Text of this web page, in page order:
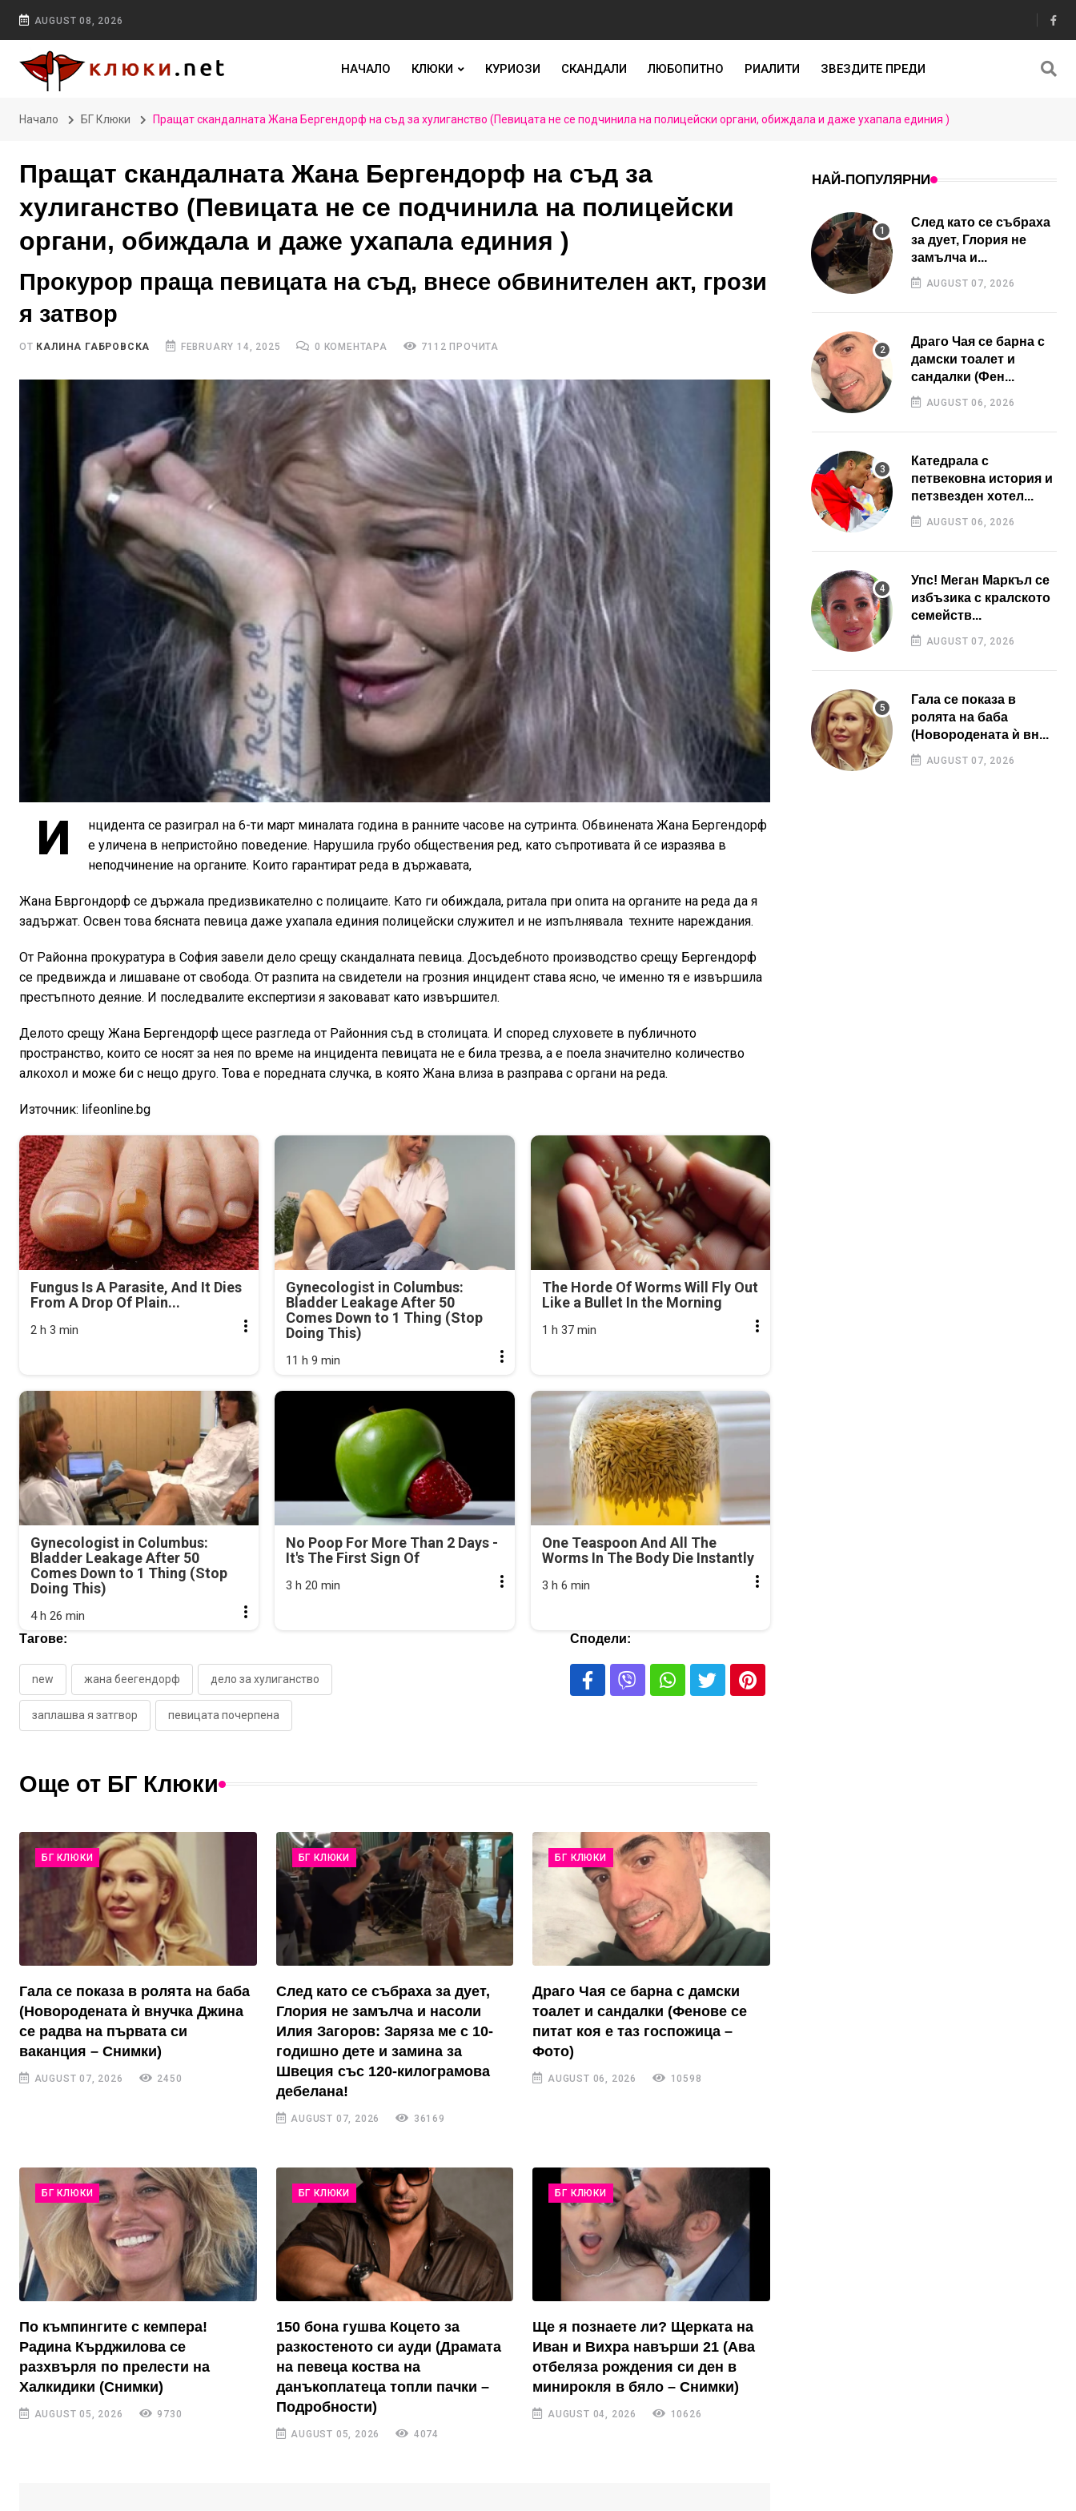
AUGUST 08, 2026
НАЧАЛО КЛЮКИ КУРИОЗИ СКАНДАЛИ ЛЮБОПИТНО РИАЛИТИ ЗВЕЗДИТЕ ПРЕДИ
Начало БГ Клюки Пращат скандалната Жана Бергендорф на съд за хулиганство (Певицата не се подчинила на полицейски органи, обиждала и даже ухапала единия )
Пращат скандалната Жана Бергендорф на съд за
хулиганство (Певицата не се подчинила на полицейски
органи, обиждала и даже ухапала единия )
Прокурор праща певицата на съд, внесе обвинителен акт, грози
я затвор
ОТ КАЛИНА ГАБРОВСКА FEBRUARY 14, 2025 0 КОМЕНТАРА 7112 ПРОЧИТА
И
нцидента се разиграл на 6-ти март миналата година в ранните часове на сутринта. Обвинената Жана Бергендорф
е уличена в непристойно поведение. Нарушила грубо обществения ред, като съпротивата й се изразява в
неподчинение на органите. Които гарантират реда в държавата,
Жана Бвргондорф се държала предизвикателно с полицаите. Като ги обиждала, ритала при опита на органите на реда да я
задържат. Освен това бясната певица даже ухапала единия полицейски служител и не изпълнявала техните нареждания.
От Районна прокуратура в София завели дело срещу скандалната певица. Досъдебното производство срещу Бергендорф
се предвижда и лишаване от свобода. От разпита на свидетели на грозния инцидент става ясно, че именно тя е извършила
престъпното деяние. И последвалите експертизи я заковават като извършител.
Делото срещу Жана Бергендорф щесе разгледа от Районния съд в столицата. И според слуховете в публичното
пространство, които се носят за нея по време на инцидента певицата не е била трезва, а е поела значително количество
алкохол и може би с нещо друго. Това е поредната случка, в която Жана влиза в разправа с органи на реда.
Източник: lifeonline.bg
Fungus Is A Parasite, And It Dies
From A Drop Of Plain...
2 h 3 min
Gynecologist in Columbus:
Bladder Leakage After 50
Comes Down to 1 Thing (Stop
Doing This)
11 h 9 min
The Horde Of Worms Will Fly Out
Like a Bullet In the Morning
1 h 37 min
Gynecologist in Columbus:
Bladder Leakage After 50
Comes Down to 1 Thing (Stop
Doing This)
4 h 26 min
No Poop For More Than 2 Days -
It's The First Sign Of
3 h 20 min
One Teaspoon And All The
Worms In The Body Die Instantly
3 h 6 min
Тагове:
new жана беегендорф дело за хулиганство
заплашва я затгвор певицата почерпена
Сподели:
Още от БГ Клюки
БГ КЛЮКИ
Гала се показа в ролята на баба
(Новородената ѝ внучка Джина
се радва на първата си
ваканция – Снимки)
AUGUST 07, 2026 2450
БГ КЛЮКИ
След като се събраха за дует,
Глория не замълча и насоли
Илия Загоров: Заряза ме с 10-
годишно дете и замина за
Швеция със 120-килограмова
дебелана!
AUGUST 07, 2026 36169
БГ КЛЮКИ
Драго Чая се барна с дамски
тоалет и сандалки (Фенове се
питат коя е таз госпожица –
Фото)
AUGUST 06, 2026 10598
БГ КЛЮКИ
По къмпингите с кемпера!
Радина Кърджилова се
разхвърля по прелести на
Халкидики (Снимки)
AUGUST 05, 2026 9730
БГ КЛЮКИ
150 бона гушва Коцето за
разкостеното си ауди (Драмата
на певеца коства на
данъкоплатеца топли пачки –
Подробности)
AUGUST 05, 2026 4074
БГ КЛЮКИ
Ще я познаете ли? Щерката на
Иван и Вихра навърши 21 (Ава
отбеляза рождения си ден в
минирокля в бяло – Снимки)
AUGUST 04, 2026 10626
НАЙ-ПОПУЛЯРНИ
След като се събраха
за дует, Глория не
замълча и...
AUGUST 07, 2026
Драго Чая се барна с
дамски тоалет и
сандалки (Фен...
AUGUST 06, 2026
Катедрала с
петвековна история и
петзвезден хотел...
AUGUST 06, 2026
Упс! Меган Маркъл се
избъзика с кралското
семейств...
AUGUST 07, 2026
Гала се показа в
ролята на баба
(Новородената ѝ вн...
AUGUST 07, 2026